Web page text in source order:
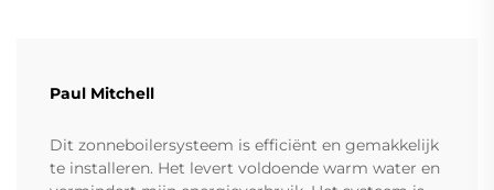
Paul Mitchell
Dit zonneboilersysteem is efficiënt en gemakkelijk
te installeren. Het levert voldoende warm water en